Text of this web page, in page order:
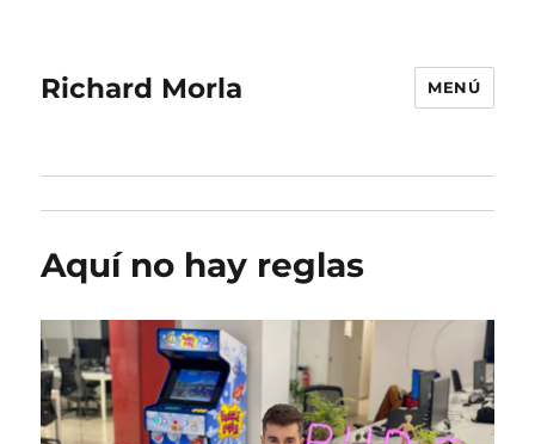
Richard Morla MENÚ
Aquí no hay reglas